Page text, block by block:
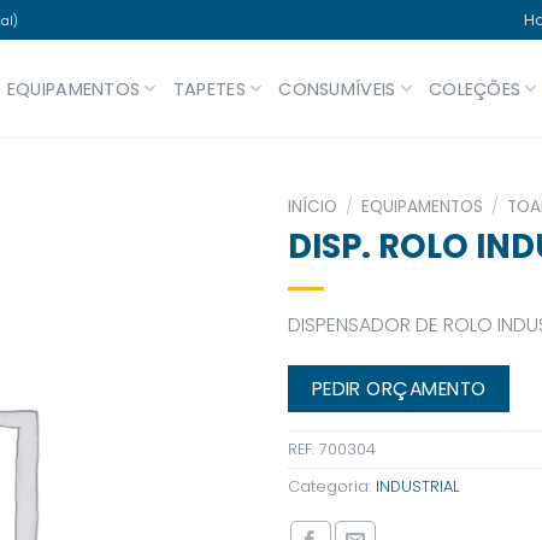
EQUIPAMENTOS TAPETES CONSUMÍVEIS COLEÇÕES
INÍCIO / EQUIPAMENTOS /
DISP. ROLO
DISPENSADOR DE ROLO
PEDIR ORÇAMENTO
REF: 700304
Categoria: INDUSTRIAL